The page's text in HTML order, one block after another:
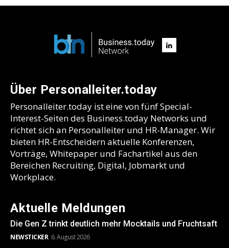
Über Personalleiter.today
Personalleiter.today ist eine von fünf Special-
Interest-Seiten des Business.today Networks und
richtet sich an Personalleiter und HR-Manager. Wir
bieten HR-Entscheidern aktuelle Konferenzen,
Vorträge, Whitepaper und Fachartikel aus den
Bereichen Recruiting, Digital, Jobmarkt und
Workplace.
Aktuelle Meldungen
Die Gen Z trinkt deutlich mehr Mocktails und Fruchtsaft
NEWSTICKER 6. August 2026